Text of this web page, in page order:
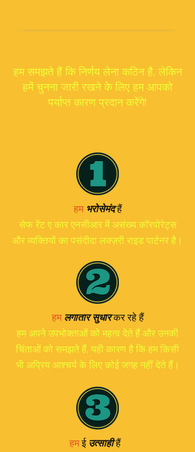
हम समझते हैं कि निर्णय लेना कठिन है, लेकिन
हमें चुनना जारी रखने के लिए हम आपको
पर्याप्त कारण प्रदान करेंगे!
हम भरोसेमंदहैं
सेफ रेंट ए कार एनसीआर में असंख्य कॉरपोरेट्स
और व्यक्तियों का पसंदीदा लक्ज़री राइड पार्टनर है।
हम लगातार सुधारकर रहे हैं
हम अपने उपभोक्ताओं को महत्व देते हैं और उनकी
चिंताओं को समझते हैं, यही कारण है कि हम किसी
भी अप्रिय आश्चर्य के लिए कोई जगह नहीं देते हैं।
हमई उत्साहीहैं